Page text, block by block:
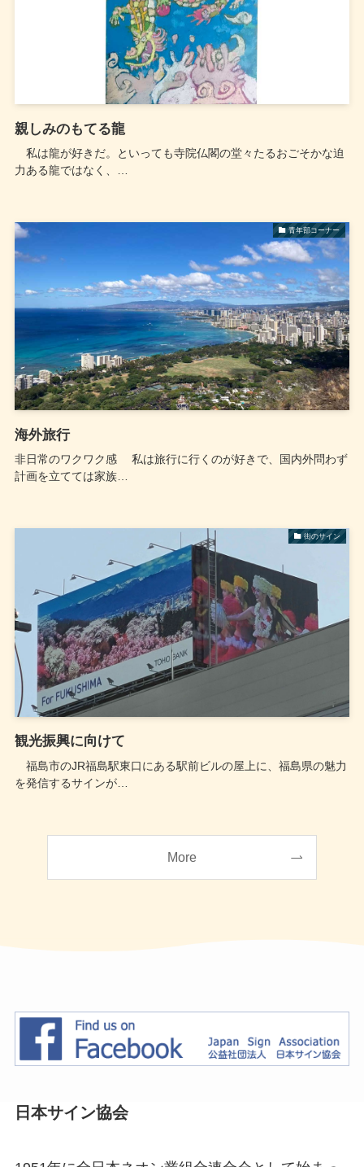
親しみのもてる龍
私は龍が好きだ。といっても寺院仏閣の堂々たるおごそかな迫
力ある龍ではなく、…
青年部コーナー
海外旅行
非日常のワクワク感 私は旅行に行くのが好きで、国内外問わず
計画を立てては家族…
街のサイン
観光振興に向けて
福島市のJR福島駅東口にある駅前ビルの屋上に、福島県の魅力
を発信するサインが…
More
日本サイン協会